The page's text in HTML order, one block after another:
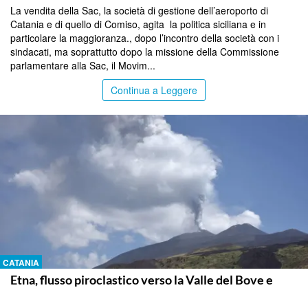
La vendita della Sac, la società di gestione dell’aeroporto di
Catania e di quello di Comiso, agita la politica siciliana e in
particolare la maggioranza., dopo l’incontro della società con i
sindacati, ma soprattutto dopo la missione della Commissione
parlamentare alla Sac, il Movim...
Continua a Leggere
CATANIA
Etna, flusso piroclastico verso la Valle del Bove e